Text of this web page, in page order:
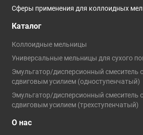
Сферы применения для коллоидных
Каталог
Коллоидные мельницы
Универсальные мельницы для сухого
Эмульгатор/дисперсионный смеситель
сдвиговым усилием (одноступенчатый)
Эмульгатор/дисперсионный смеситель
сдвиговым усилием (трехступенчатый)
О нас